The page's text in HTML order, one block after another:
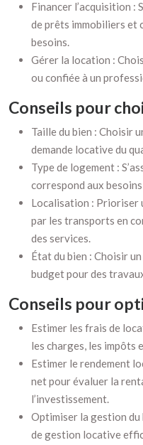
Financer l’acquisition :
de prêts immobiliers et
besoins.
Gérer la location :
ou confiée à un
Conseils pour
Taille du bien : Choisir
demande locative du
Type de logement :
correspond aux
Localisation : Prioriser
par les transports en
des services.
État du bien : Choisir
budget pour des
Conseils pour
Estimer les frais de
les charges, les impôts
Estimer le rendement
net pour évaluer la
l’investissement.
Optimiser la gestion
de gestion locative